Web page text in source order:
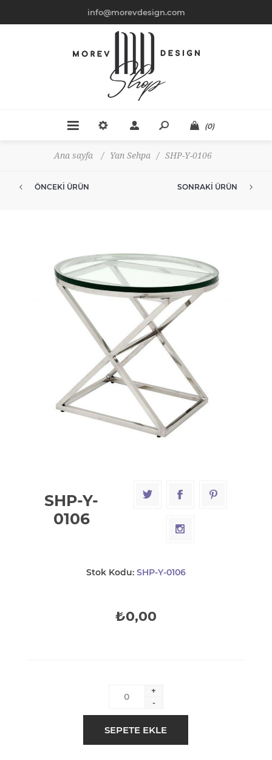
info@morevdesign.com
(0)
Ana sayfa / Yan Sehpa / SHP-Y-0106
ÖNCEKI ÜRÜN SONRAKI ÜRÜN
SHP-Y-
0106
Stok Kodu: SHP-Y-0106
₺0,00
+
-